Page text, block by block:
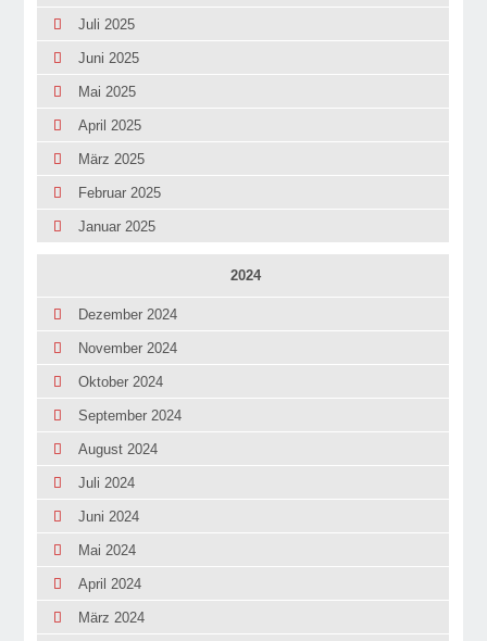
Juli 2025
Juni 2025
Mai 2025
April 2025
März 2025
Februar 2025
Januar 2025
2024
Dezember 2024
November 2024
Oktober 2024
September 2024
August 2024
Juli 2024
Juni 2024
Mai 2024
April 2024
März 2024